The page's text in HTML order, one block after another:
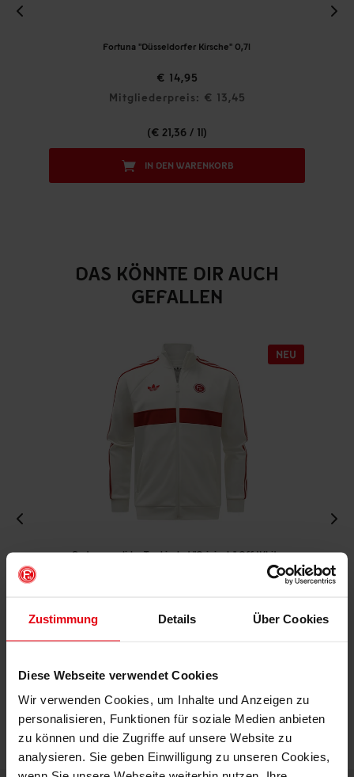
Zustimmung Details Über Cookies
Diese Webseite verwendet Cookies
Wir verwenden Cookies, um Inhalte und Anzeigen zu
personalisieren, Funktionen für soziale Medien anbieten
zu können und die Zugriffe auf unsere Website zu
analysieren. Sie geben Einwilligung zu unseren Cookies,
Fortuna "Düsseldorfer Kirsche" 0,7l
€ 14,95
Mitgliederpreis: € 13,45
(€ 21,36 / 1l)
IN DEN WARENKORB
DAS KÖNNTE DIR AUCH
GEFALLEN
Fortuna x adidas Trackjacket "Originals" Off-White